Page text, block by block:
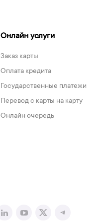
Онлайн услуги
Заказ карты
Оплата кредита
Государственные платежи
Перевод с карты на карту
Онлайн очередь